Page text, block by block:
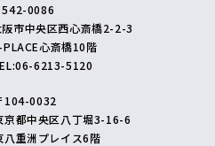
542-0086
阪市中央区西心斎橋2-2-3
心斎橋10階
06-6213-5120
104-0032
京都中央区八丁堀3-16-6
八重洲プレイス6階